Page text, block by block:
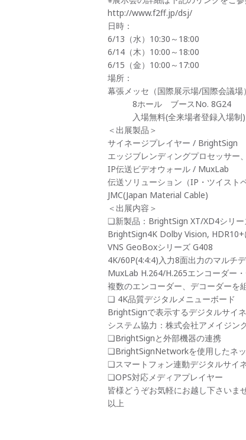
http://www.f2ff.jp/dsj/
日時：
6/13（水）10:30～18:00
6/14（木）10:00～18:00
6/15（金）10:00～17:00
場所：
幕張メッセ（国際展示場/国際会議場）
8ホール ブースNo. 8G24
入場無料(全来場者登録入場制)
＜出展製品＞
サイネージプレイヤー / BrightSign
エッジブレンディングプロセッサー
IP伝送ビデオウォール / MuxLab
伝送ソリューション（IP・ツイスト
JMC(Japan Material Cable)
＜出展内容＞
❏新製品：BrightSign XT/XD4シリー
BrightSign4K Dolby Vision, HDR10+
VNS GeoBoxシリーズ G408
4K/60P(4:4:4)入力8面出力のマルチ
MuxLab H.264/H.265エンコーダー
複数のエンコーダー、デコーダーを
❏ 4K品質デジタルメニューボード
BrightSignで表示するデジタルサイ
システム協力：株式会社アメイジン
❏BrightSignと外部機器の連携
❏BrightSignNetworkを使用したネ
❏スマートフォン連動デジタルサイ
❏OPS対応メディアプレイヤー
皆様どうぞお気軽にお越し下さいませ
以上